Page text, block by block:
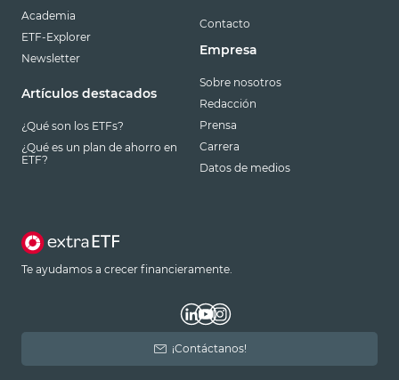
Academia
ETF-Explorer
Newsletter
Artículos destacados
¿Qué son los ETFs?
¿Qué es un plan de ahorro en
ETF?
Contacto
Empresa
Sobre nosotros
Redacción
Prensa
Carrera
Datos de medios
Te ayudamos a crecer financieramente.
¡Contáctanos!